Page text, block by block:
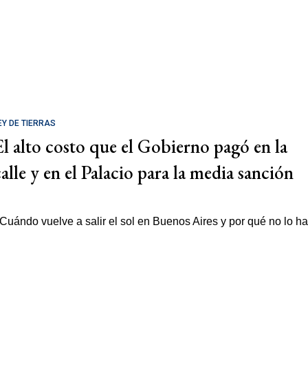
DE TIERRAS
alto costo que el Gobierno pagó en la
y en el Palacio para la media sanción